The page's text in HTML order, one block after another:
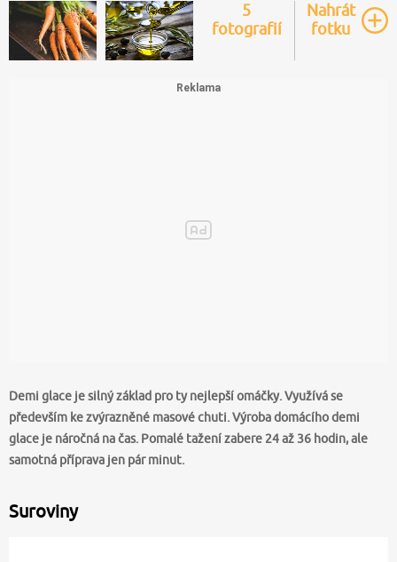
5
fotografií
Nahrát
fotku
Demi glace je silný základ pro ty nejlepší omáčky. Využívá se
především ke zvýrazněné masové chuti. Výroba domácího demi
glace je náročná na čas. Pomalé tažení zabere 24 až 36 hodin, ale
samotná příprava jen pár minut.
Suroviny